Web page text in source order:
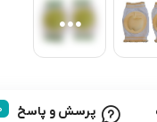
پرسش و پاسخ